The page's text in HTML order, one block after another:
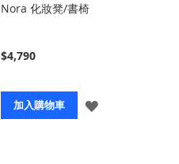
Nora 化妝凳/書椅
$4,790
加入購物車
登